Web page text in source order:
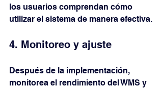
los usuarios comprendan cómo
utilizar el sistema de manera efectiva.
4. Monitoreo y ajuste
Después de la implementación,
monitorea el rendimiento del WMS y